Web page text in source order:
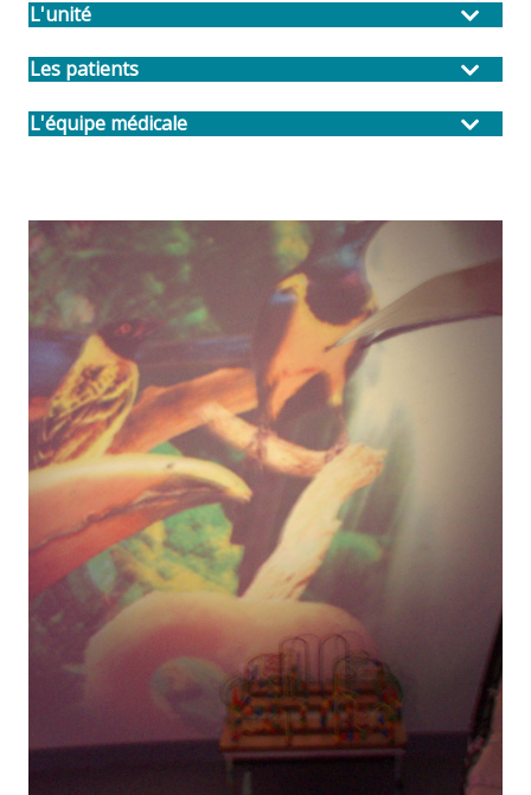
L'unité
Les patients
L'équipe médicale